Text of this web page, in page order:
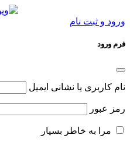
ورود و ثبت نام
فرم ورود
نام کاربری یا نشانی ایمیل
رمز عبور
مرا به خاطر بسپار